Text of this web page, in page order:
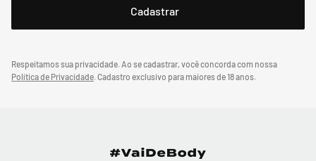
Respeitamos sua privacidade. Ao se cadastrar, você concorda com nossa
Política de Privacidade.Cadastro exclusivo para maiores de 18 anos.